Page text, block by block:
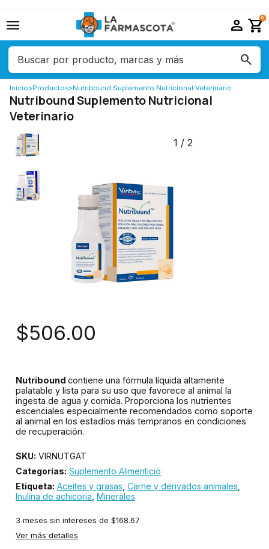
menu person shopping_cart
0
Inicio>Productos>Nutribound Suplemento Nutricional Veterinario
Nutribound Suplemento Nutricional
Veterinario
1 / 2
$506.00
Nutribound contiene una fórmula líquida altamente
palatable y lista para su uso que favorece al animal la
ingesta de agua y comida. Proporciona los nutrientes
escenciales especialmente recomendados como soporte
al animal en los estadíos más tempranos en condiciones
de recuperación.
SKU: VIRNUTGAT
Categorías: Suplemento Alimenticio
Etiqueta: Aceites y grasas Carne y derivados animales
Inulina de achicoria Minerales
3 meses sin intereses de $168.67
Ver más detalles